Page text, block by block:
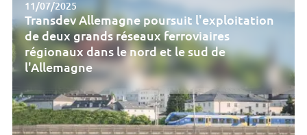
11/07/2025
Transdev Allemagne poursuit l'exploitation
de deux grands réseaux ferroviaires
régionaux dans le nord et le sud de
l'Allemagne